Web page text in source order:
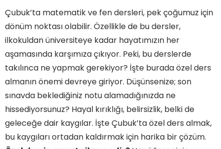
Çubuk’ta matematik ve fen dersleri, pek çoğumuz için
dönüm noktası olabilir. Özellikle de bu dersler,
ilkokuldan üniversiteye kadar hayatımızın her
aşamasında karşımıza çıkıyor. Peki, bu derslerde
takılınca ne yapmak gerekiyor? İşte burada özel ders
almanın önemi devreye giriyor. Düşünsenize; son
sınavda beklediğiniz notu alamadığınızda ne
hissediyorsunuz? Hayal kırıklığı, belirsizlik, belki de
geleceğe dair kaygılar. İşte Çubuk’ta özel ders almak,
bu kaygıları ortadan kaldırmak için harika bir çözüm.